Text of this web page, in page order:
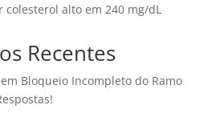
alto em 240 mg/dL
Recentes
em Bloqueio Incompleto do Ramo